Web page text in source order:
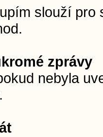
slouží pro
zprávy
nebyla